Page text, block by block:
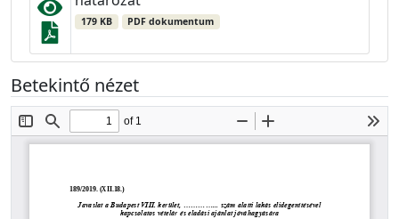
179 KB PDF dokumentum
Betekintő nézet